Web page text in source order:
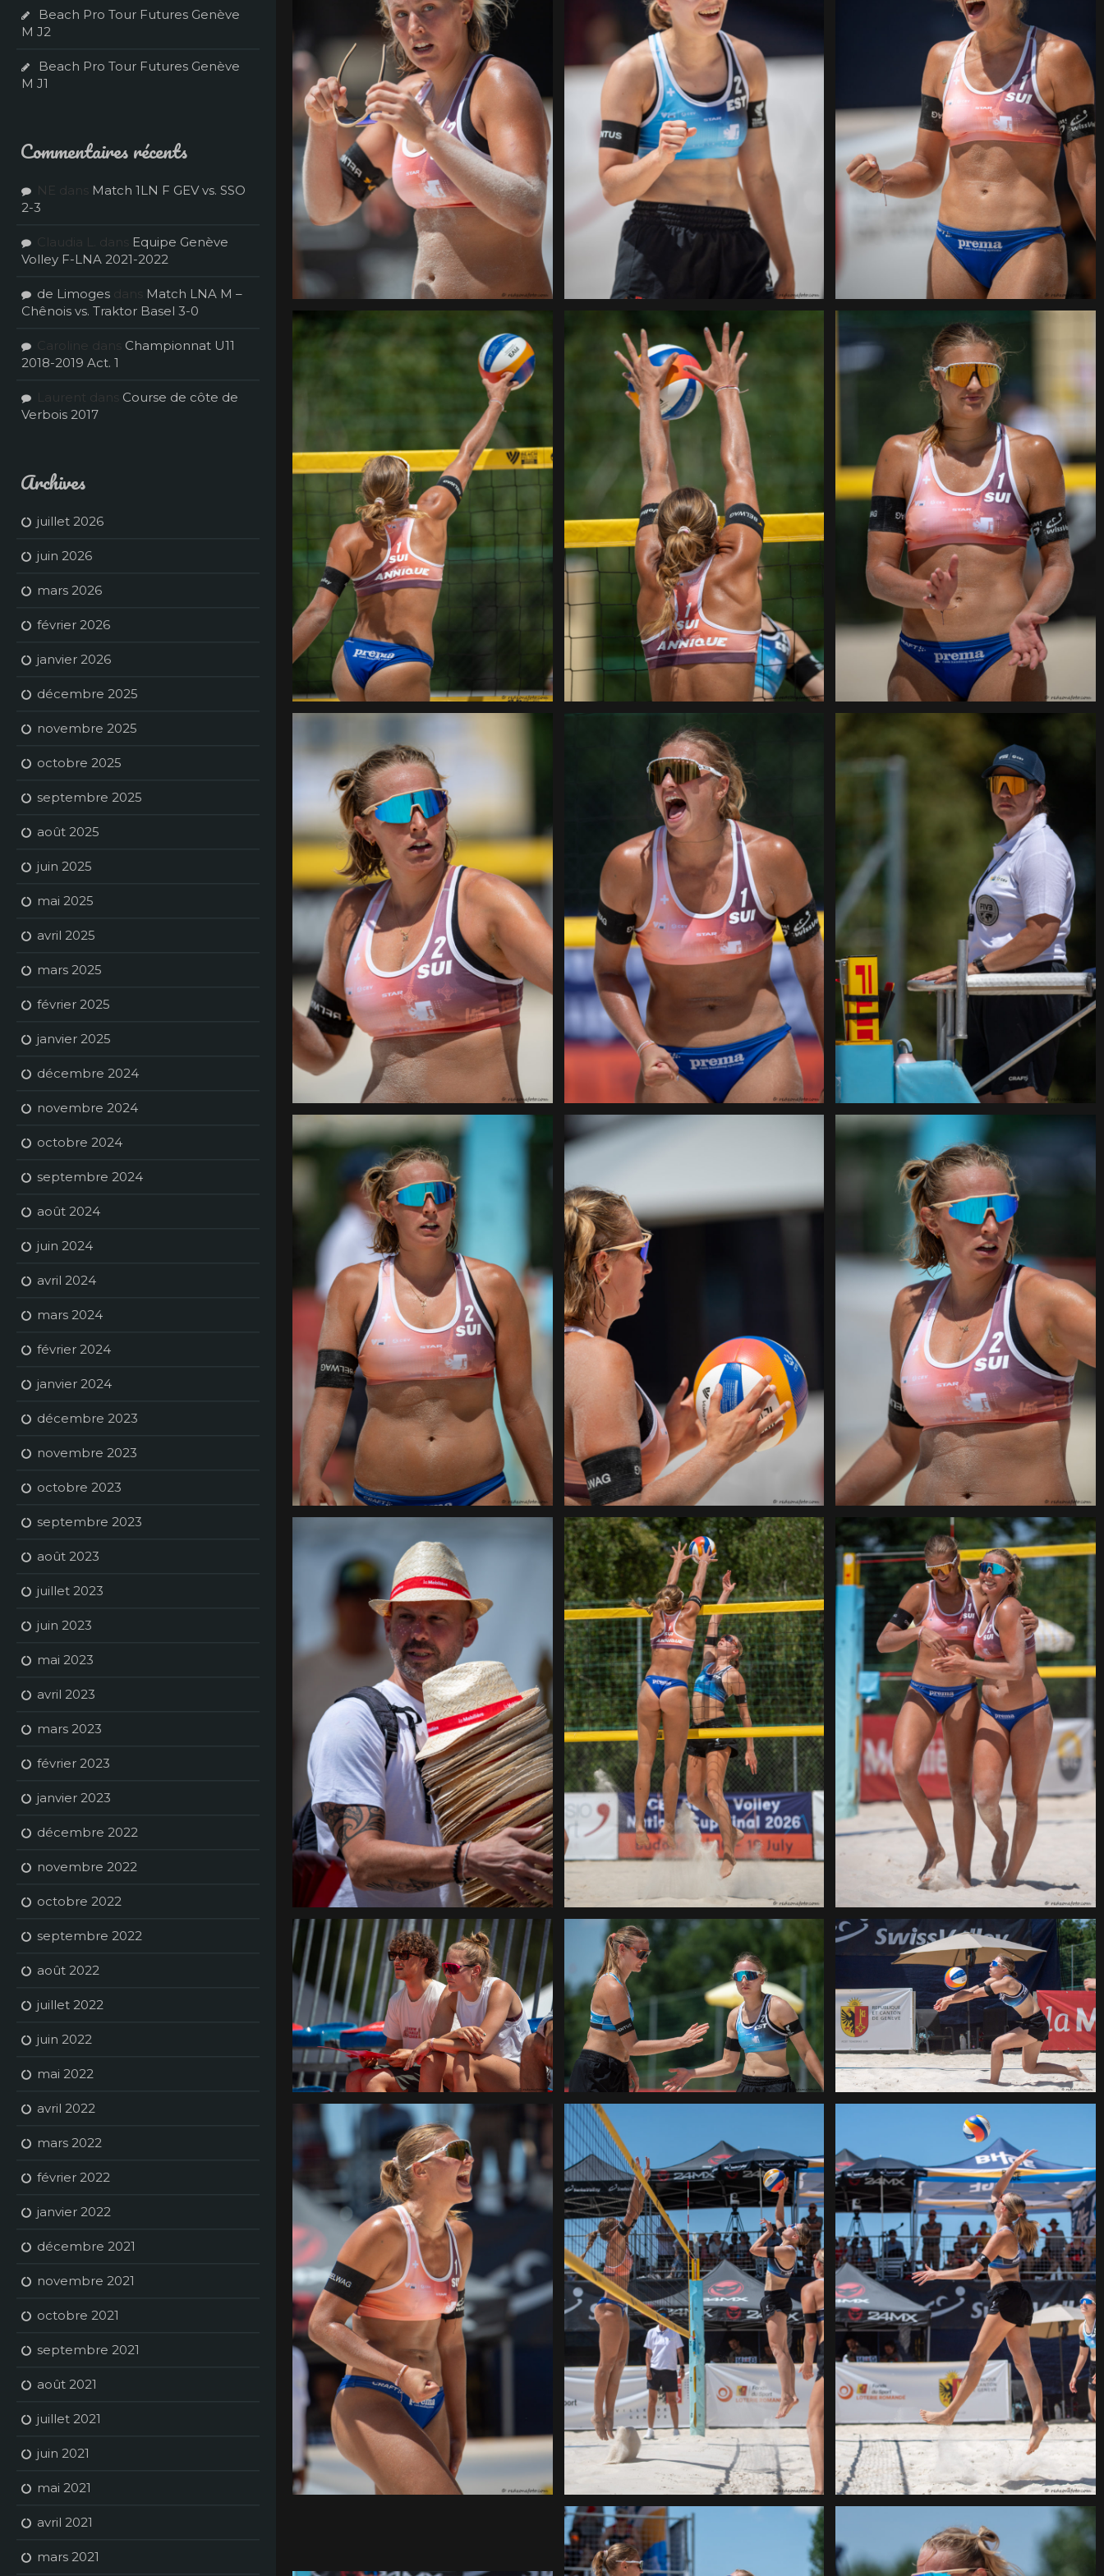
Beach Pro Tour Futures Genève
M J2
Beach Pro Tour Futures Genève
M J1
Commentaires récents
NE dans Match 1LN F GEV vs. SSO
2-3
Claudia L. dans Equipe Genève
Volley F-LNA 2021-2022
de Limoges dans Match LNA M –
Chênois vs. Traktor Basel 3-0
Caroline dans Championnat U11
2018-2019 Act. 1
Laurent dans Course de côte de
Verbois 2017
Archives
juillet 2026
juin 2026
mars 2026
février 2026
janvier 2026
décembre 2025
novembre 2025
octobre 2025
septembre 2025
août 2025
juin 2025
mai 2025
avril 2025
mars 2025
février 2025
janvier 2025
décembre 2024
novembre 2024
octobre 2024
septembre 2024
août 2024
juin 2024
avril 2024
mars 2024
février 2024
janvier 2024
décembre 2023
novembre 2023
octobre 2023
septembre 2023
août 2023
juillet 2023
juin 2023
mai 2023
avril 2023
mars 2023
février 2023
janvier 2023
décembre 2022
novembre 2022
octobre 2022
septembre 2022
août 2022
juillet 2022
juin 2022
mai 2022
avril 2022
mars 2022
février 2022
janvier 2022
décembre 2021
novembre 2021
octobre 2021
septembre 2021
août 2021
juillet 2021
juin 2021
mai 2021
avril 2021
mars 2021